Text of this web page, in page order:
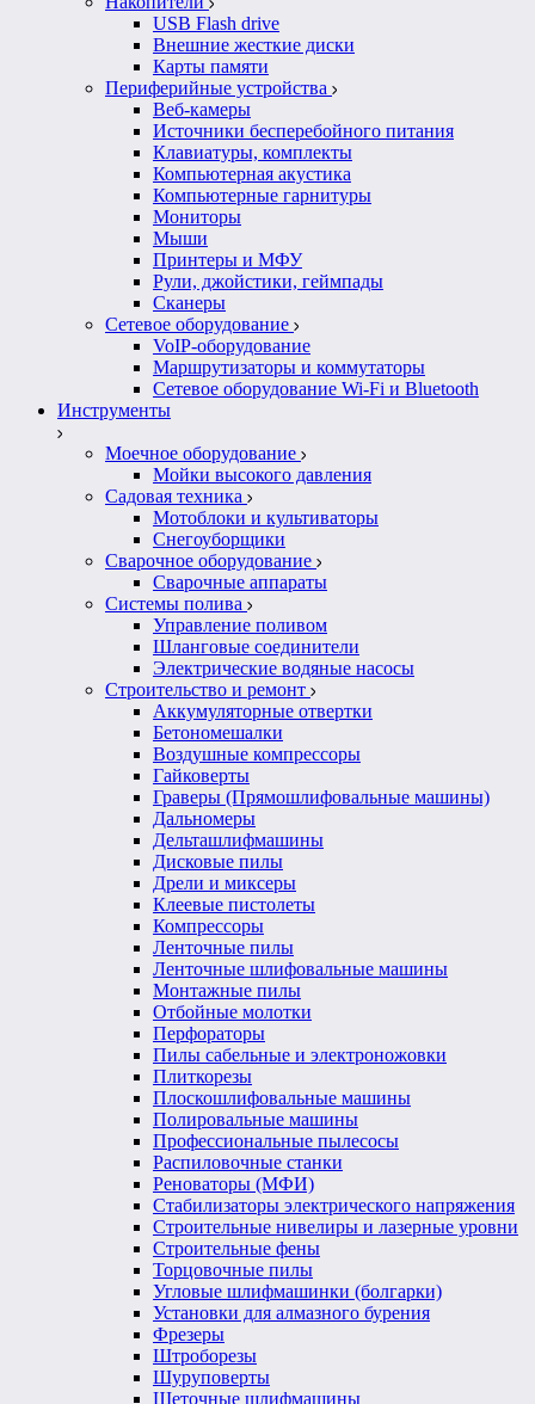
USB Flash drive
Внешние жесткие диски
Карты памяти
Периферийные устройства
Веб-камеры
Источники бесперебойного питания
Клавиатуры, комплекты
Компьютерная акустика
Компьютерные гарнитуры
Мониторы
Мыши
Принтеры и МФУ
Рули, джойстики, геймпады
Сканеры
Сетевое оборудование
VoIP-оборудование
Маршрутизаторы и коммутаторы
Сетевое оборудование Wi-Fi и Bluetooth
Инструменты
Моечное оборудование
Мойки высокого давления
Садовая техника
Мотоблоки и культиваторы
Снегоуборщики
Сварочное оборудование
Сварочные аппараты
Системы полива
Управление поливом
Шланговые соединители
Электрические водяные насосы
Строительство и ремонт
Аккумуляторные отвертки
Бетономешалки
Воздушные компрессоры
Гайковерты
Граверы (Прямошлифовальные машины)
Дальномеры
Дельташлифмашины
Дисковые пилы
Дрели и миксеры
Клеевые пистолеты
Компрессоры
Ленточные пилы
Ленточные шлифовальные машины
Монтажные пилы
Отбойные молотки
Перфораторы
Пилы сабельные и электроножовки
Плиткорезы
Плоскошлифовальные машины
Полировальные машины
Профессиональные пылесосы
Распиловочные станки
Реноваторы (МФИ)
Стабилизаторы электрического напряжения
Строительные нивелиры и лазерные уровни
Строительные фены
Торцовочные пилы
Угловые шлифмашинки (болгарки)
Установки для алмазного бурения
Фрезеры
Штроборезы
Шуруповерты
Щеточные шлифмашины